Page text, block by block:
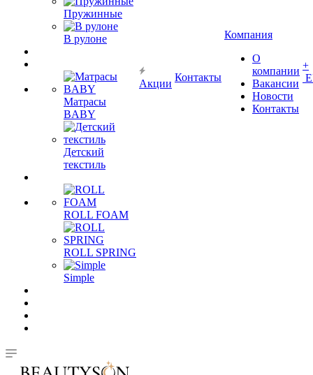
Пружинные
В рулоне
Матрасы
BABY
Детский
текстиль
ROLL FOAM
ROLL SPRING
Simple
Акции
Контакты
Компания
О
компании
Вакансии
Новости
Контакты
+